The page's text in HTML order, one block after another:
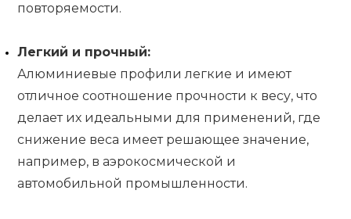
повторяемости.
Легкий и прочный:
Алюминиевые профили легкие и имеют
отличное соотношение прочности к весу, что
делает их идеальными для применений, где
снижение веса имеет решающее значение,
например, в аэрокосмической и
автомобильной промышленности.